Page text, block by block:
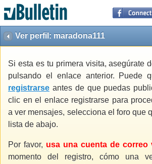
Ver perfil: maradona111
Si esta es tu primera visita, asegúrate
pulsando el enlace anterior. Puede
registrarse antes de que puedas
clic en el enlace registrarse para
a ver mensajes, selecciona el foro que
lista de abajo.
Por favor, usa una cuenta de correo
momento del registro, cómo una